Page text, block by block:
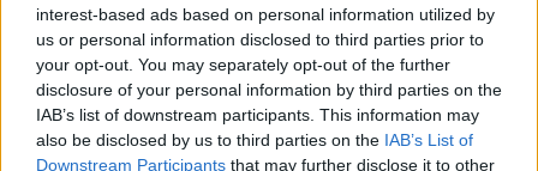
interest-based ads based on personal information utilized by
us or personal information disclosed to third parties prior to
your opt-out. You may separately opt-out of the further
disclosure of your personal information by third parties on the
IAB’s list of downstream participants. This information may
also be disclosed by us to third parties on the IAB’s List of
Downstream Participants that may further disclose it to other
Καιρός: Επιμένουν οι υψηλές θερμοκρασίες – Ισχυρά
μελτέμια έως 9 μποφόρ, σε «Red Code» 6 περιοχές
Τοπικές Ειδήσεις• πριν 1 ώρα
Τα φοιτητικά ενοίκια «τινάζουν στον αέρα» τους